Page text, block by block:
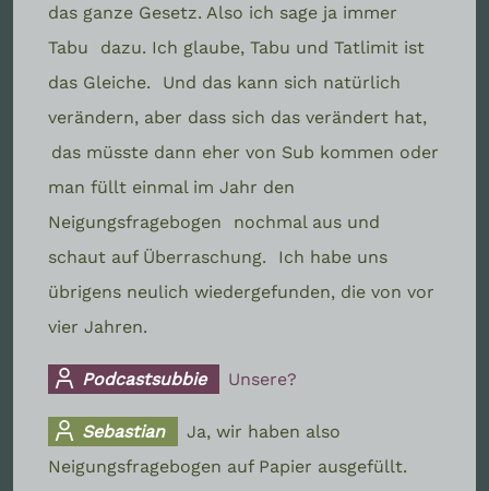
das ganze Gesetz. Also ich sage ja immer
Tabu
dazu. Ich glaube, Tabu und Tatlimit ist
das Gleiche.
Und das kann sich natürlich
verändern, aber dass sich das verändert hat,
das müsste dann eher von Sub kommen oder
man füllt einmal im Jahr den
Neigungsfragebogen
nochmal aus und
schaut auf Überraschung.
Ich habe uns
übrigens neulich wiedergefunden, die von vor
vier Jahren.
Podcastsubbie Unsere?
Sebastian
Ja, wir haben also
Neigungsfragebogen auf Papier ausgefüllt.